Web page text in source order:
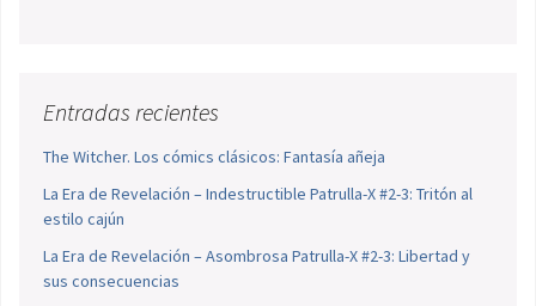
Entradas recientes
The Witcher. Los cómics clásicos: Fantasía añeja
La Era de Revelación – Indestructible Patrulla-X #2-3: Tritón al
estilo cajún
La Era de Revelación – Asombrosa Patrulla-X #2-3: Libertad y
sus consecuencias